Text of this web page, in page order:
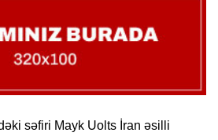
səfiri Mayk Uolts İran əsilli